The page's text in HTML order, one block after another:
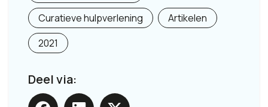
Curatieve hulpverlening
Artikelen
2021
Deel via: